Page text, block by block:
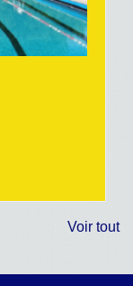
Voir tout